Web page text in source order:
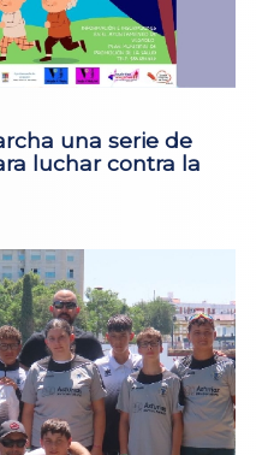
una serie de
luchar contra la